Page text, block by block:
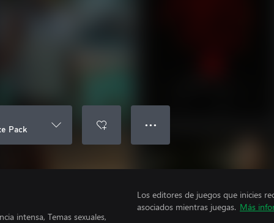
Pack
● ● ●
intensa, Temas sexuales,
Los editores de juegos que inicies
asociados mientras juegas. Más